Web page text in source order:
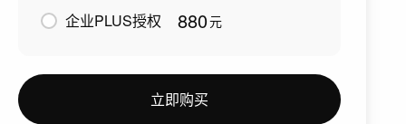
企业PLUS授权 880元
立即购买